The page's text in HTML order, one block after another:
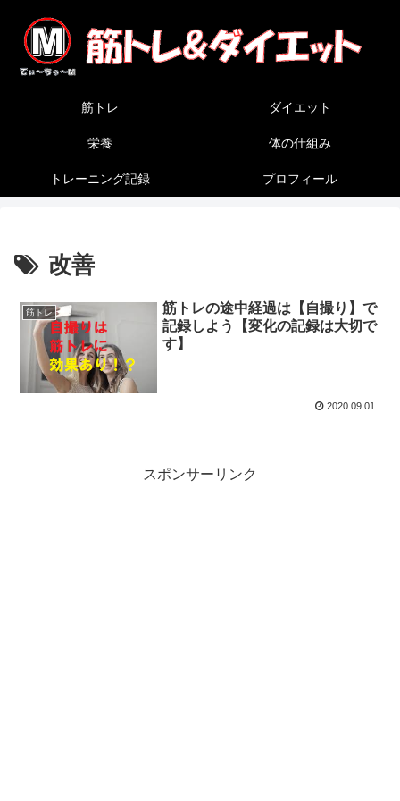
筋トレ ダイエット
栄養 体の仕組み
トレーニング記録 プロフィール
改善
筋トレ
筋トレの途中経過は【自撮り】で
記録しよう【変化の記録は大切で
す】
2020.09.01
スポンサーリンク